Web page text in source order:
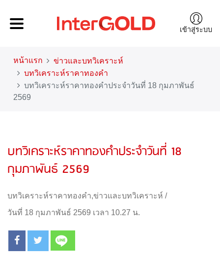
เข้าสู่ระบบ
หน้าแรก
ข่าวและบทวิเคราะห์
บทวิเคราะห์ราคาทองคำ
บทวิเคราะห์ราคาทองคำประจำวันที่ 18 กุมภาพันธ์
2569
บทวิเคราะห์ราคาทองคำประจำวันที่ 18
กุมภาพันธ์ 2569
บทวิเคราะห์ราคาทองคำ,ข่าวและบทวิเคราะห์ /
วันที่ 18 กุมภาพันธ์ 2569 เวลา 10.27 น.